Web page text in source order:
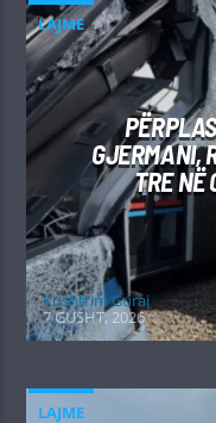
LAJME
GJERMANI,
TRE NË
Kushtrim Guraj
7 GUSHT, 2026
LAJME